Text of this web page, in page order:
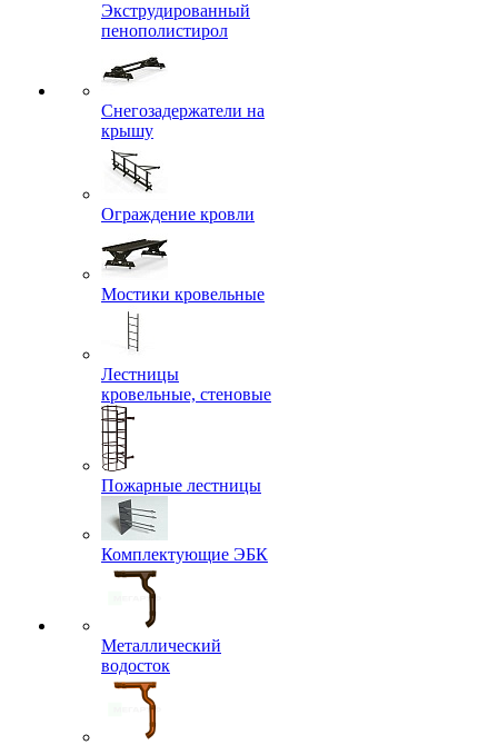
Экструдированный
пенополистирол
Снегозадержатели на
крышу
Ограждение кровли
Мостики кровельные
Лестницы
кровельные, стеновые
Пожарные лестницы
Комплектующие ЭБК
Металлический
водосток